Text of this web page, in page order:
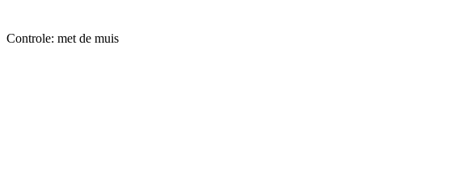
Controle: met de muis